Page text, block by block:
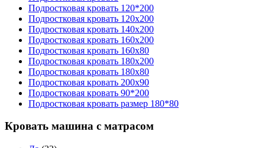
Подростковая кровать 120*200
Подростковая кровать 120x200
Подростковая кровать 140x200
Подростковая кровать 160x200
Подростковая кровать 160x80
Подростковая кровать 180x200
Подростковая кровать 180x80
Подростковая кровать 200x90
Подростковая кровать 90*200
Подростковая кровать размер 180*80
Кровать машина с матрасом